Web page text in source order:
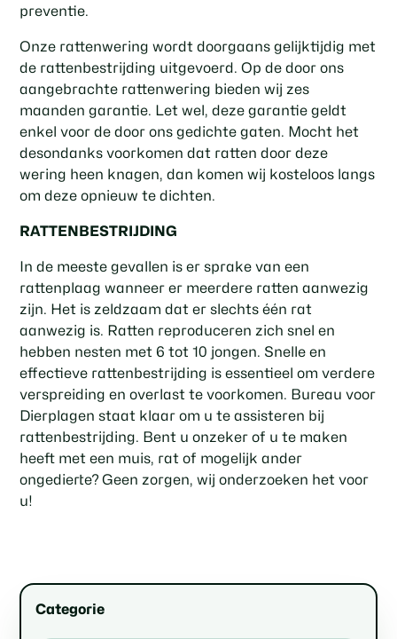
Categorie
preventie.
Onze rattenwering wordt doorgaans gelijktijdig met
de rattenbestrijding uitgevoerd. Op de door ons
aangebrachte rattenwering bieden wij zes
maanden garantie. Let wel, deze garantie geldt
enkel voor de door ons gedichte gaten. Mocht het
desondanks voorkomen dat ratten door deze
wering heen knagen, dan komen wij kosteloos langs
om deze opnieuw te dichten.
RATTENBESTRIJDING
In de meeste gevallen is er sprake van een
rattenplaag wanneer er meerdere ratten aanwezig
zijn. Het is zeldzaam dat er slechts één rat
aanwezig is. Ratten reproduceren zich snel en
hebben nesten met 6 tot 10 jongen. Snelle en
effectieve rattenbestrijding is essentieel om verdere
verspreiding en overlast te voorkomen. Bureau voor
Dierplagen staat klaar om u te assisteren bij
rattenbestrijding. Bent u onzeker of u te maken
heeft met een muis, rat of mogelijk ander
ongedierte? Geen zorgen, wij onderzoeken het voor
u!